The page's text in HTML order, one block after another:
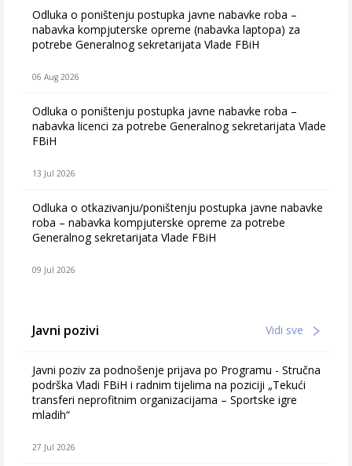
Odluka o poništenju postupka javne nabavke roba –
nabavka kompjuterske opreme (nabavka laptopa) za
potrebe Generalnog sekretarijata Vlade FBiH
06 Aug 2026
Odluka o poništenju postupka javne nabavke roba –
nabavka licenci za potrebe Generalnog sekretarijata Vlade
FBiH
13 Jul 2026
Odluka o otkazivanju/poništenju postupka javne nabavke
roba – nabavka kompjuterske opreme za potrebe
Generalnog sekretarijata Vlade FBiH
09 Jul 2026
Javni pozivi Vidi sve
Javni poziv za podnošenje prijava po Programu - Stručna
podrška Vladi FBiH i radnim tijelima na poziciji „Tekući
transferi neprofitnim organizacijama – Sportske igre
mladih“
27 Jul 2026